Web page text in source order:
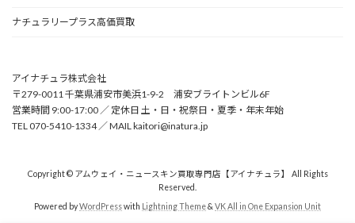
ナチュラリープラス高価買取
アイナチュラ株式会社
〒279-0011 千葉県浦安市美浜1-9-2 浦安ブライトンビル6F
営業時間 9:00-17:00 ／ 定休日 土・日・祝祭日・夏季・年末年始
TEL 070-5410-1334 ／ MAIL kaitori@inatura.jp
Copyright © アムウェイ・ニュースキン買取専門店【アイナチュラ】 All Rights
Reserved.
Powered byWordPresswith Lightning Theme& VK All in One Expansion Unit